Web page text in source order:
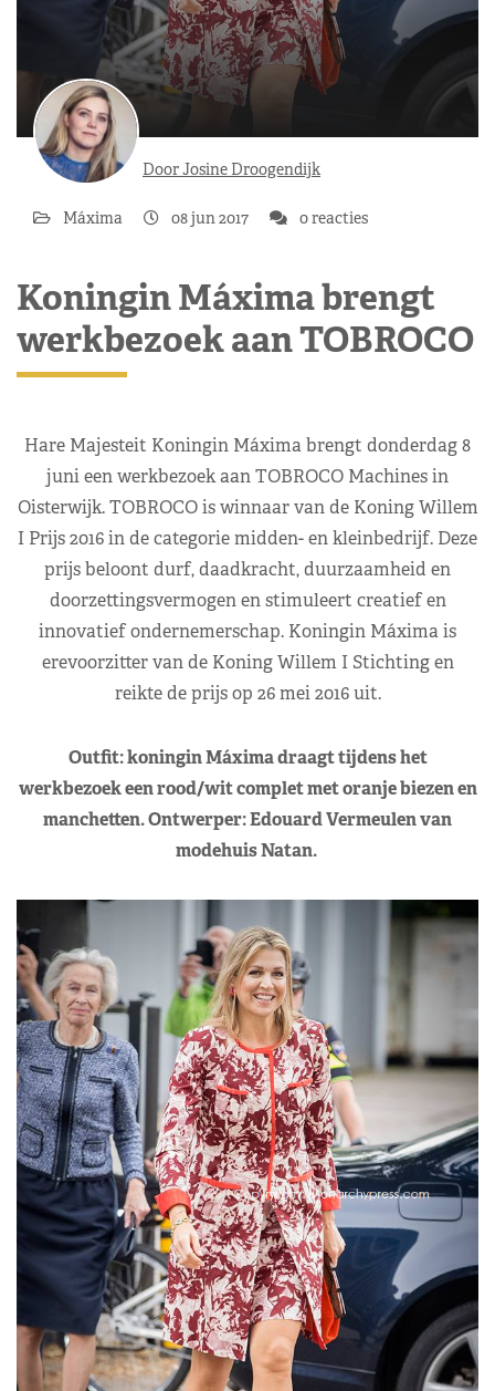
Door Josine Droogendijk
Máxima 08 jun 2017 0 reacties
Koningin Máxima brengt
werkbezoek aan TOBROCO
Hare Majesteit Koningin Máxima brengt donderdag 8
juni een werkbezoek aan TOBROCO Machines in
Oisterwijk. TOBROCO is winnaar van de Koning Willem
I Prijs 2016 in de categorie midden- en kleinbedrijf. Deze
prijs beloont durf, daadkracht, duurzaamheid en
doorzettingsvermogen en stimuleert creatief en
innovatief ondernemerschap. Koningin Máxima is
erevoorzitter van de Koning Willem I Stichting en
reikte de prijs op 26 mei 2016 uit.
Outfit: koningin Máxima draagt tijdens het
werkbezoek een rood/wit complet met oranje biezen en
manchetten. Ontwerper: Edouard Vermeulen van
modehuis Natan.